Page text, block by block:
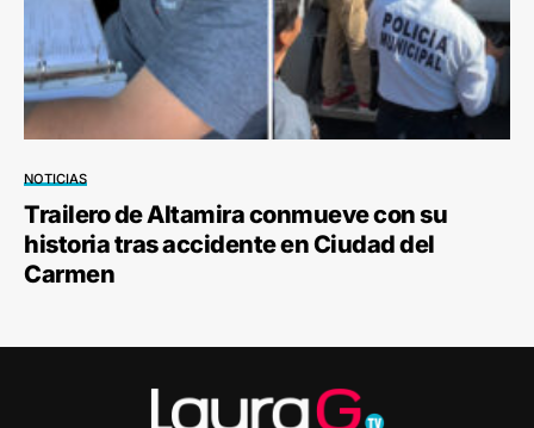
NOTICIAS
Trailero de Altamira conmueve con su
historia tras accidente en Ciudad del
Carmen